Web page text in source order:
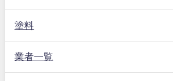
塗料
業者一覧